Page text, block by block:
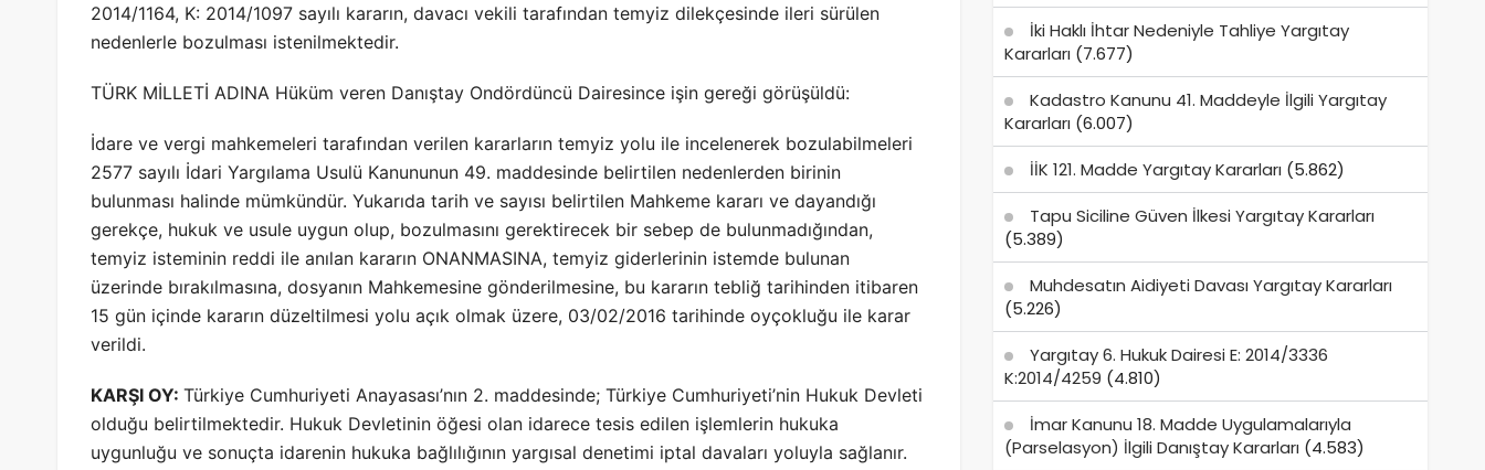
2014/1164, K: 2014/1097 sayılı kararın, davacı vekili tarafından temyiz dilekçesinde ileri sürülen
nedenlerle bozulması istenilmektedir.
TÜRK MİLLETİ ADINA Hüküm veren Danıştay Ondördüncü Dairesince işin gereği görüşüldü:
İdare ve vergi mahkemeleri tarafından verilen kararların temyiz yolu ile incelenerek bozulabilmeleri
2577 sayılı İdari Yargılama Usulü Kanununun 49. maddesinde belirtilen nedenlerden birinin
bulunması halinde mümkündür. Yukarıda tarih ve sayısı belirtilen Mahkeme kararı ve dayandığı
gerekçe, hukuk ve usule uygun olup, bozulmasını gerektirecek bir sebep de bulunmadığından,
temyiz isteminin reddi ile anılan kararın ONANMASINA, temyiz giderlerinin istemde bulunan
üzerinde bırakılmasına, dosyanın Mahkemesine gönderilmesine, bu kararın tebliğ tarihinden itibaren
15 gün içinde kararın düzeltilmesi yolu açık olmak üzere, 03/02/2016 tarihinde oyçokluğu ile karar
verildi.
KARŞI OY: Türkiye Cumhuriyeti Anayasası’nın 2. maddesinde; Türkiye Cumhuriyeti’nin Hukuk Devleti
olduğu belirtilmektedir. Hukuk Devletinin öğesi olan idarece tesis edilen işlemlerin hukuka
uygunluğu ve sonuçta idarenin hukuka bağlılığının yargısal denetimi iptal davaları yoluyla sağlanır.
İki Haklı İhtar Nedeniyle Tahliye Yargıtay
Kararları (7.677)
Kadastro Kanunu 41. Maddeyle İlgili Yargıtay
Kararları (6.007)
İİK 121. Madde Yargıtay Kararları (5.862)
Tapu Siciline Güven İlkesi Yargıtay Kararları
(5.389)
Muhdesatın Aidiyeti Davası Yargıtay Kararları
(5.226)
Yargıtay 6. Hukuk Dairesi E: 2014/3336
K:2014/4259 (4.810)
İmar Kanunu 18. Madde Uygulamalarıyla
(Parselasyon) İlgili Danıştay Kararları (4.583)